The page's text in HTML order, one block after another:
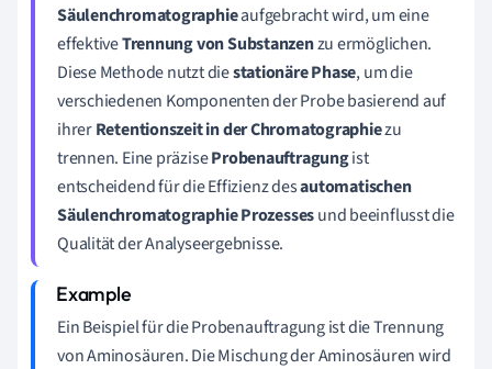
Säulenchromatographieaufgebracht wird, um eine
effektiveTrennung von Substanzenzu ermöglichen.
Diese Methode nutzt diestationäre Phase, um die
verschiedenen Komponenten der Probe basierend auf
ihrerRetentionszeit in der Chromatographiezu
trennen. Eine präziseProbenauftragungist
entscheidend für die Effizienz desautomatischen
Säulenchromatographie Prozessesund beeinflusst die
Qualität der Analyseergebnisse.
Ein Beispiel für die Probenauftragung ist die Trennung
von Aminosäuren. Die Mischung der Aminosäuren wird